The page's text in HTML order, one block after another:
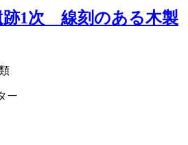
跡1次 線刻のある木製
ー